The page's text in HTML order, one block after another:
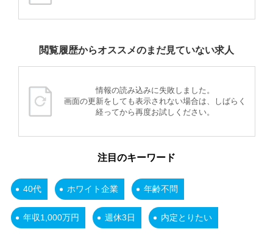
閲覧履歴からオススメのまだ見ていない求人
情報の読み込みに失敗しました。
画面の更新をしても表示されない場合は、しばらく
経ってから再度お試しください。
注目のキーワード
40代 ホワイト企業 年齢不問
年収1,000万円 週休3日 内定とりたい